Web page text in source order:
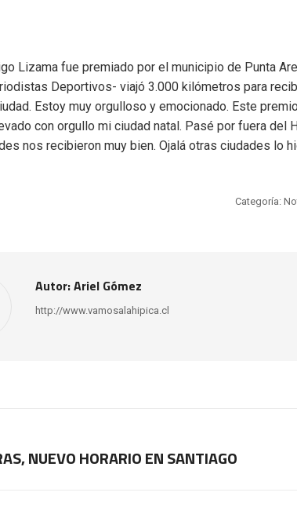
Lizama fue premiado por el municipio de Punta
Deportivos- viajó 3.000 kilómetros para
Estoy muy orgulloso y emocionado. Este
con orgullo mi ciudad natal. Pasé por fuera
nos recibieron muy bien. Ojalá otras ciudades lo
Categoría:
Autor:Ariel Gómez
http://www.vamosalahipica.cl
NUEVO HORARIO EN SANTIAGO